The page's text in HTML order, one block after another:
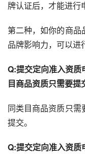
牌认证后，才能进行
第二种，如你的商
品牌影响力，可以进
Q:提交定向准入资
目商品资质只需要提
同类目商品资质只
提交。
Q:提交定向准入资质